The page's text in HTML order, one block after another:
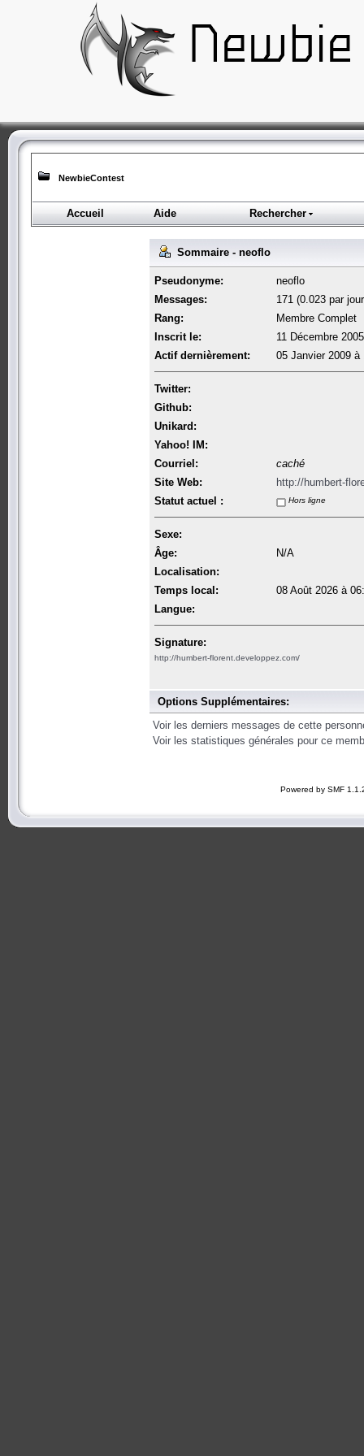
NewbieContest
Accueil Aide Rechercher
Sommaire - neoflo
Pseudonyme:
neoflo
Messages:
171 (0.023 par
Rang:
Membre Complet
Inscrit le:
11 Décembre
Actif dernièrement:
05 Janvier 2009 à
Twitter:
Github:
Unikard:
Yahoo! IM:
Courriel:
caché
Site Web:
http://humbert-
Statut actuel :
Hors ligne
Sexe:
Âge:
N/A
Localisation:
Temps local:
08 Août 2026 à
Langue:
Signature:
http://humbert-florent.developpez.com/
Options Supplémentaires:
Voir les derniers messages de cette
Voir les statistiques générales pour ce
Powered by SMF